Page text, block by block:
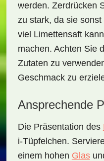
werden. Zerdrücken
zu stark, da sie
viel Limettensaft
machen. Achten Sie
Zutaten zu
Geschmack zu
Ansprechende
Die Präsentation des
i-Tüpfelchen.
einem hohen Glas